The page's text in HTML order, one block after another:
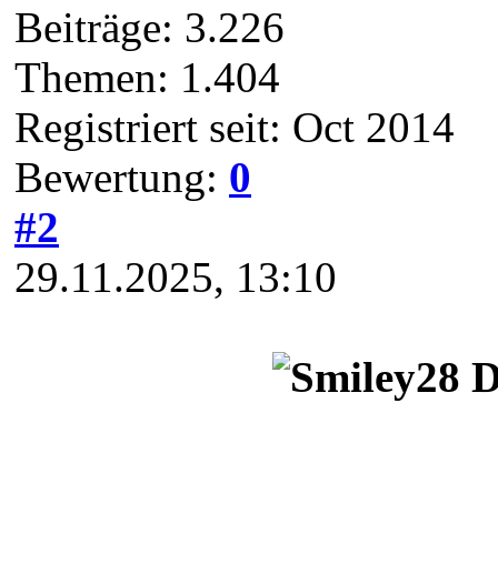
Beiträge: 3.226
Themen: 1.404
Registriert seit: Oct 2014
Bewertung: 0
#2
29.11.2025, 13:10